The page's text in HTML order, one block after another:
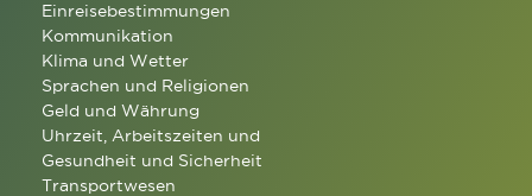
Einreisebestimmungen
Kommunikation
Klima und Wetter
Sprachen und Religionen
Geld und Währung
Uhrzeit, Arbeitszeiten und
Gesundheit und Sicherheit
Transportwesen